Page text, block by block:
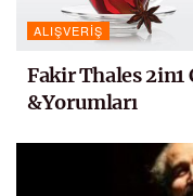
ALIŞVERIŞ
Fakir Thales 2in1
&Yorumları